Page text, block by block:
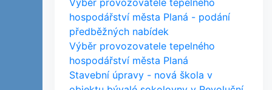
Výběr provozovatele tepelného
hospodářství města Planá - podání
předběžných nabídek
Výběr provozovatele tepelného
hospodářství města Planá
Stavební úpravy - nová škola v